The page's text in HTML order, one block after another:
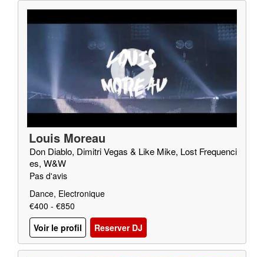
Louis Moreau
Don Diablo, Dimitri Vegas & Like Mike, Lost Frequenci
es, W&W
Pas d'avis
Dance, Electronique
€400 - €850
Voir le profil
Reserver DJ